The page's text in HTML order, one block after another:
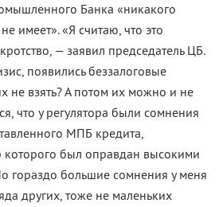
Банка «никакого
имеет». «Я считаю, что это
— заявил председатель ЦБ.
появились беззалоговые
не взять? А потом их можно и не
что у регулятора были сомнения
МПБ кредита,
которого был оправдан высокими
гораздо большие сомнения у меня
других, тоже не маленьких